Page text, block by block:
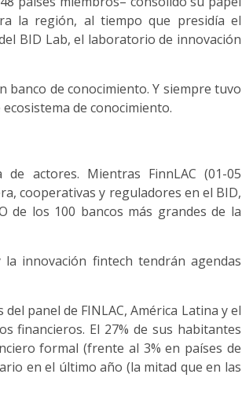
la región, al tiempo que presidía el
BID Lab, el laboratorio de innovación
de conocimiento. Y siempre tuvo
de conocimiento.
actores. Mientras FinnLAC (01-05
cooperativas y reguladores en el BID,
de los 100 bancos más grandes de la
innovación fintech tendrán agendas
panel de FINLAC, América Latina y el
financieros. El 27% de sus habitantes
formal (frente al 3% en países de
en el último año (la mitad que en las